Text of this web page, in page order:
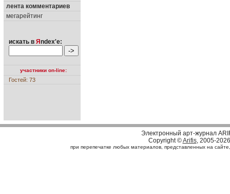
лента комментариев
мегарейтинг
искать в Я ndex'е:
участники on-line:
Гостей: 73
Электронный арт-журнал
Copyright ©Arifis, 2005-2026
при перепечатке любых материалов, представленных на